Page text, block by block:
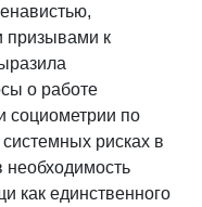
призывами к
о работе
социометрии по
рисках в
необходимость
как единственного